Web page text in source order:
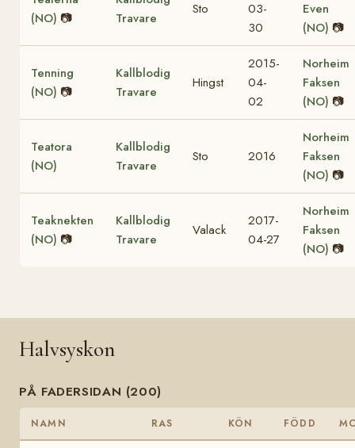
(NO) 📷
Travare
Sto
03-
30
Even
(NO) 📷
Tenning
(NO) 📷
Kallblodig
Travare
Hingst
2015-
04-
02
Norheim
Faksen
(NO) 📷
Teatora
(NO)
Kallblodig
Travare
Sto 2016
Norheim
Faksen
(NO) 📷
Teaknekten
(NO) 📷
Kallblodig
Travare
Valack
2017-
04-27
Norheim
Faksen
(NO) 📷
Halvsyskon
PÅ FADERSIDAN (200)
NAMN RAS KÖN FÖDD